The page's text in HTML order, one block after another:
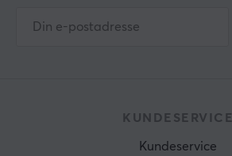
KUNDESERVICE
Kundeservice